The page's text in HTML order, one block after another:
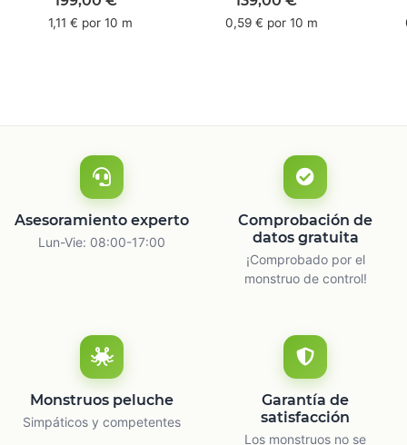
mm x 50 m - caucho
1,11 € por 10 m 0,59 € por 10 m
m
Asesoramiento experto
Lun-Vie: 08:00-17:00
Comprobación de
datos gratuita
¡Comprobado por el
monstruo de control!
Monstruos peluche
Simpáticos y competentes
Garantía de
satisfacción
Los monstruos no se